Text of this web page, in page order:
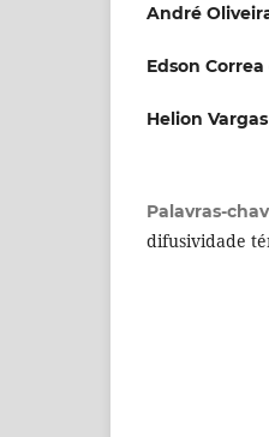
André
Edson Correa
Helion Vargas
Palavras-
difusividade